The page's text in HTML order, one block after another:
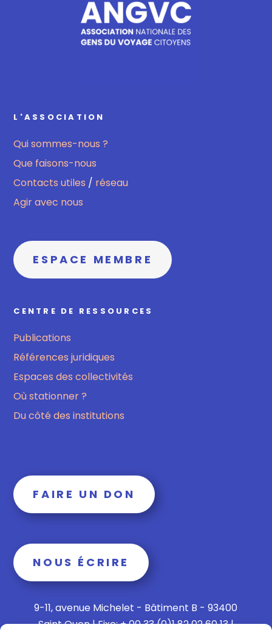
L'ASSOCIATION
Qui sommes-nous ?
Que faisons-nous
Contacts utiles / réseau
Agir avec nous
ESPACE MEMBRE
CENTRE DE RESSOURCES
Publications
Références juridiques
Espaces des collectivités
Où stationner ?
Du côté des institutions
FAIRE UN DON
NOUS ÉCRIRE
9-11, avenue Michelet - Bâtiment B - 93400
Saint Ouen | Fixe: + 00 33 (0)1 82 02 60 13 |